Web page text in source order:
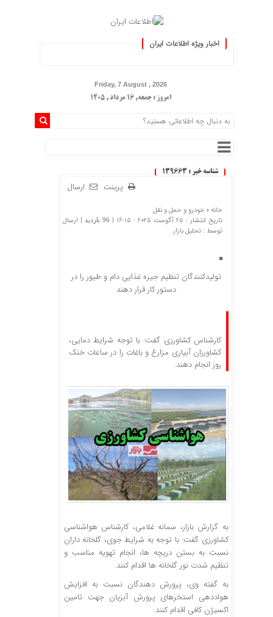
اخبار ویژه اطلاعات ایران
Friday, 7 August , 2026
امروز : جمعه, ۱۶ مرداد , ۱۴۰۵
شناسه خبر : 139663
ارسال پرینت
خانه » خودرو و حمل و نقل
تاریخ انتشار : 25 آگوست 2025 - 16:15 |
96 بازدید
| ارسال
توسط : تحلیل بازار
تولیدکنندگان تنظیم جیره غذایی دام و طیور را در
دستور کار قرار دهند
کارشناس کشاورزی گفت: با توجه شرایط دمایی،
کشاورزان آبیاری مزارع و باغات را در ساعات خنک
روز انجام دهند.
به گزارش بازار، سمانه غلامی، کارشناس هواشناسی
کشاورزی گفت: با توجه به شرایط جوی، گلخانه داران
نسبت به بستن دریچه ها، انجام تهویه مناسب و
تنظیم شدت نور گلخانه ها اقدام کنند.
به گفته وی، پرورش دهندگان نسبت به افزایش
هواددهی استخرهای پرورش آبزیان جهت تامین
اکسیژن کافی اقدام کنند.